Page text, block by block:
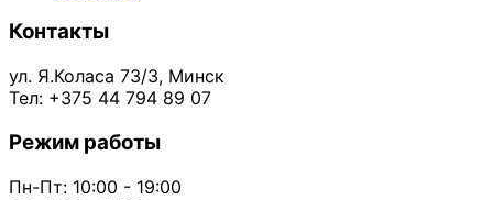
Контакты
ул. Я.Коласа 73/3, Минск
Тел: +375 44 794 89 07
Режим работы
Пн-Пт: 10:00 - 19:00